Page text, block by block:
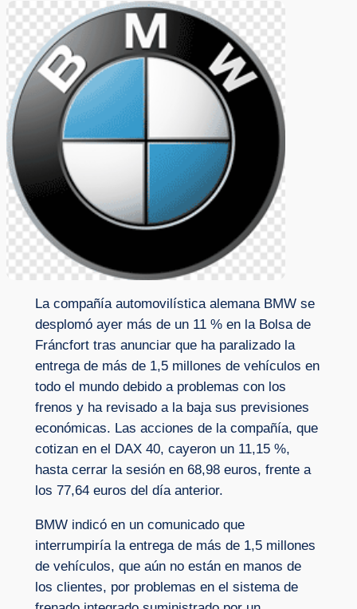
La compañía automovilística alemana BMW se
desplomó ayer más de un 11 % en la Bolsa de
Fráncfort tras anunciar que ha paralizado la
entrega de más de 1,5 millones de vehículos en
todo el mundo debido a problemas con los
frenos y ha revisado a la baja sus previsiones
económicas. Las acciones de la compañía, que
cotizan en el DAX 40, cayeron un 11,15 %,
hasta cerrar la sesión en 68,98 euros, frente a
los 77,64 euros del día anterior.
BMW indicó en un comunicado que
interrumpiría la entrega de más de 1,5 millones
de vehículos, que aún no están en manos de
los clientes, por problemas en el sistema de